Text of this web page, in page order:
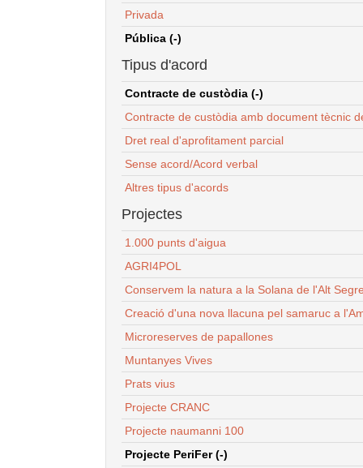
Privada
Pública (-)
Tipus d'acord
Contracte de custòdia (-)
Contracte de custòdia amb document tècnic
Dret real d'aprofitament parcial
Sense acord/Acord verbal
Altres tipus d'acords
Projectes
1.000 punts d'aigua
AGRI4POL
Conservem la natura a la Solana de l'Alt
Creació d'una nova llacuna pel samaruc a
Microreserves de papallones
Muntanyes Vives
Prats vius
Projecte CRANC
Projecte naumanni 100
Projecte PeriFer (-)